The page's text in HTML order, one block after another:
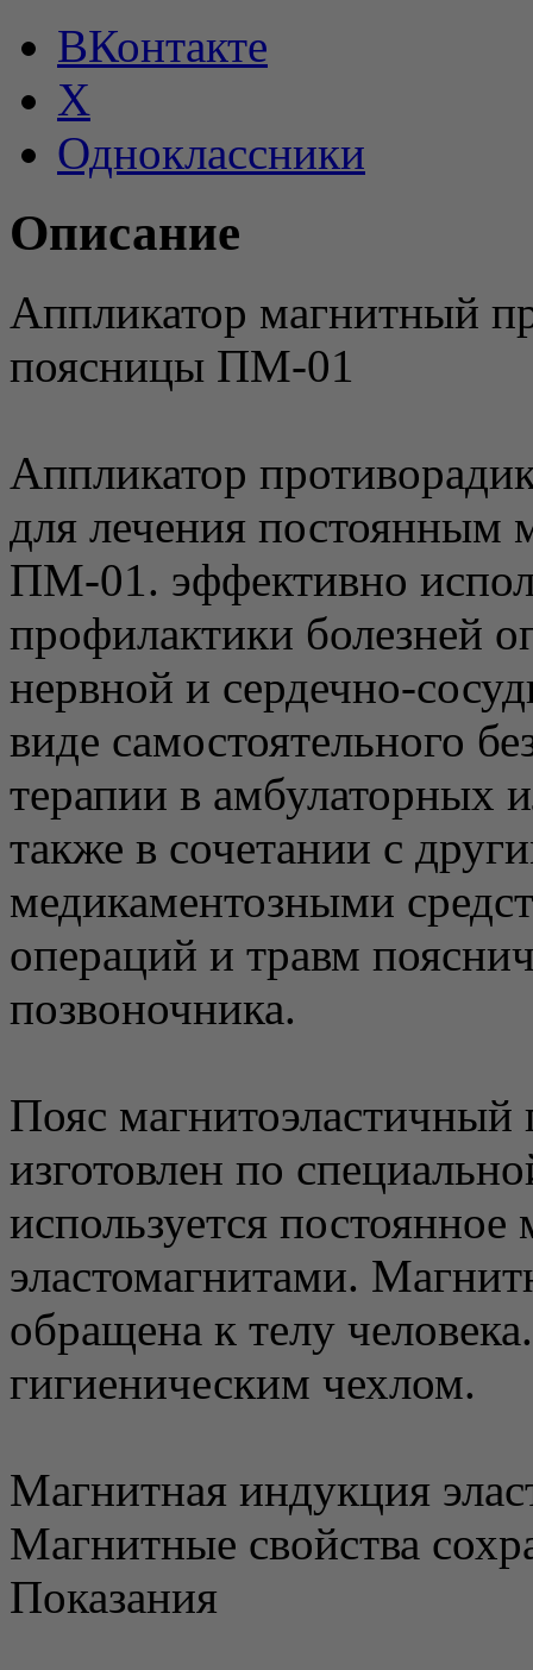
ВКонтакте
X
Одноклассники
Описание
Аппликатор магнитный
поясницы ПМ-01
Аппликатор
для лечения
ПМ-01. эффективно
профилактики болезней
нервной и сердечно-
виде самостоятельного
терапии в амбулаторных
также в сочетании с
медикаментозными
операций и травм
позвоночника.
Пояс
изготовлен по
используется
эластомагнитами.
обращена к телу
гигиеническим чехлом.
Магнитная индукция
Магнитные свойства
Показания